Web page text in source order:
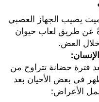
يصيب الجهاز العصبي
عن طريق لعاب حيوان
العض.
فترة حضانة تتراوح من
في بعض الأحيان بعد
الأعراض:​